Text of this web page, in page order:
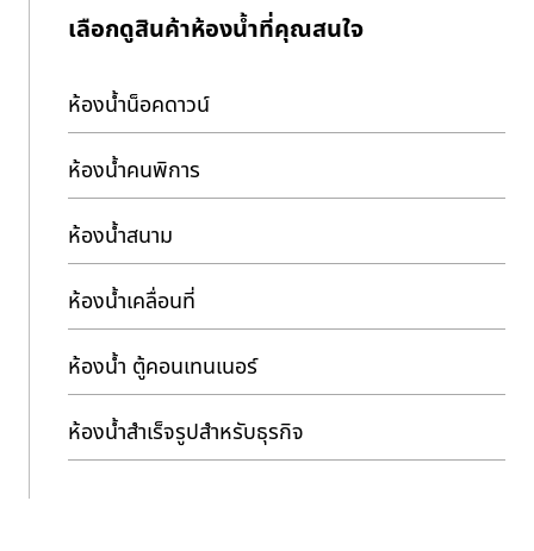
เลือกดูสินค้าห้องน้ำที่คุณสนใจ
ห้องน้ำน็อคดาวน์
ห้องน้ำคนพิการ
ห้องน้ำสนาม
ห้องน้ำเคลื่อนที่
ห้องน้ำ ตู้คอนเทนเนอร์
ห้องน้ำสำเร็จรูปสำหรับธุรกิจ